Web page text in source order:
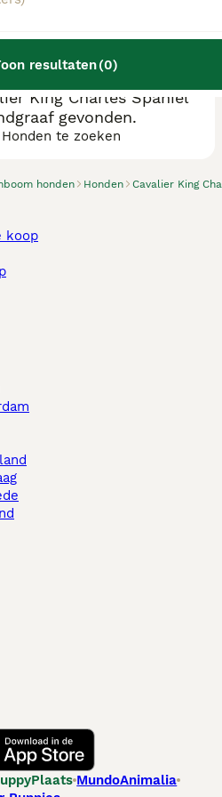
resultaten(0)
honden Honden Cavalier King
King Charles Spaniel
gevonden.
te zoeken
koop
MundoAnimalia